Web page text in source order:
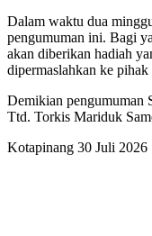
Dalam waktu dua
pengumuman ini. Bagi
akan diberikan hadiah
dipermaslahkan ke pihak
Demikian pengumuman
Ttd. Torkis Mariduk
Kotapinang 30 Juli 2026